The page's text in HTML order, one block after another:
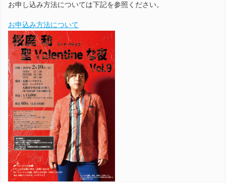
お申し込み方法については下記を参照ください。
お申込み方法について